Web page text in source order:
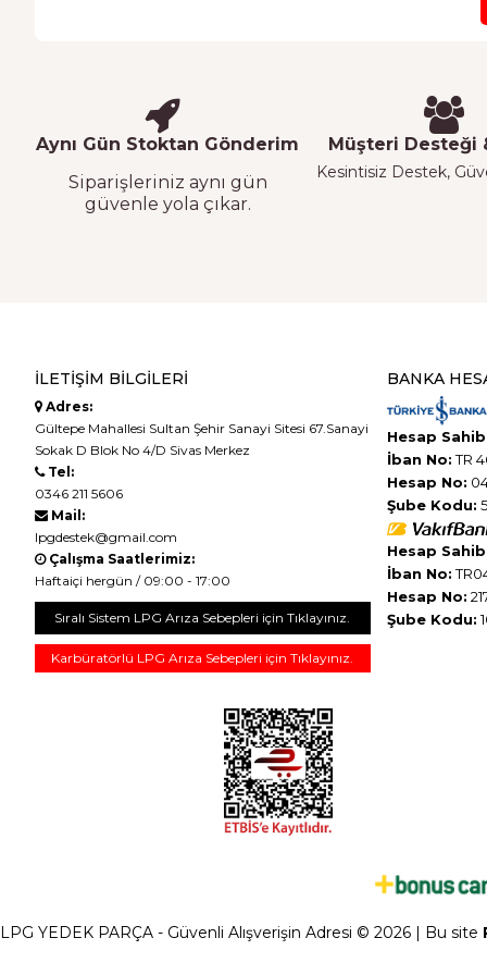
Aynı Gün Stoktan Gönderim
Siparişleriniz aynı gün
güvenle yola çıkar.
Müşteri Desteği
Kesintisiz Destek,
İLETIŞIM BILGILERI
Adres:
Gültepe Mahallesi Sultan Şehir Sanayi Sitesi 67.Sanayi
Sokak D Blok No 4/D Sivas Merkez
Tel:
0346 211 5606
Mail:
lpgdestek@gmail.com
Çalışma Saatlerimiz:
Haftaiçi hergün / 09:00 - 17:00
Sıralı Sistem LPG Arıza Sebepleri için Tıklayınız.
Karbüratörlü LPG Arıza Sebepleri için Tıklayınız.
BANKA
Hesap
İban No:TR
Hesap No:
Şube Kodu:
Hesap
İban No:
Hesap No:
Şube Kodu:
LPG YEDEK PARÇA - Güvenli Alışverişin Adresi © 2026 | Bu site